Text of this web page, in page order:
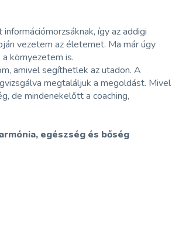
így az addigi
vezetem az életemet. Ma már úgy
környezetem is.
amivel segíthetlek az utadon. A
megtaláljuk a megoldást. Mivel
de mindenekelőtt a coaching,
egészség és bőség